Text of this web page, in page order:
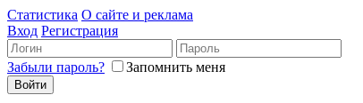
Статистика О сайте и реклама
Вход Регистрация
Забыли пароль? Запомнить меня